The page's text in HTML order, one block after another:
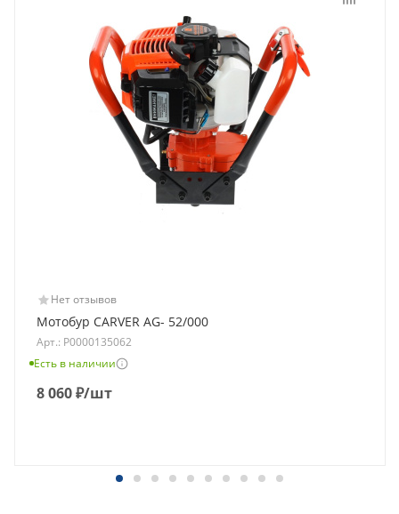
Нет отзывов
Мотобур CARVER AG- 52/000
Арт.: Р0000135062
Есть в наличии
8 060₽/шт